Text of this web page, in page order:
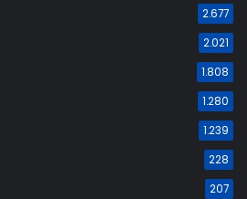
2.677
2.021
1.808
1.280
1.239
228
207